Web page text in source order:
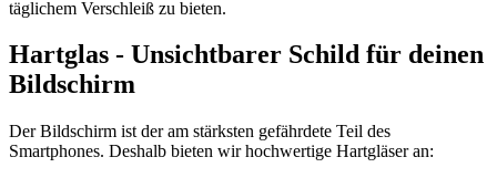
täglichem Verschleiß zu bieten.
Hartglas - Unsichtbarer Schild für deinen
Bildschirm
Der Bildschirm ist der am stärksten gefährdete Teil des
Smartphones. Deshalb bieten wir hochwertige Hartgläser an: